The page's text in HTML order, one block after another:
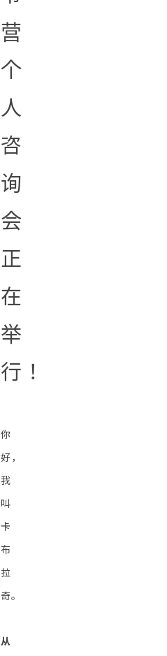
营
个
人
咨
询
会
正
在
举
行！
你
好，
我
叫
卡
布
拉
奇。
从